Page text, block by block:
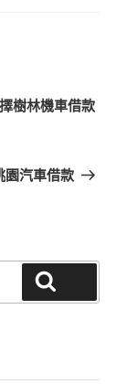
樹林機車借款
園汽車借款